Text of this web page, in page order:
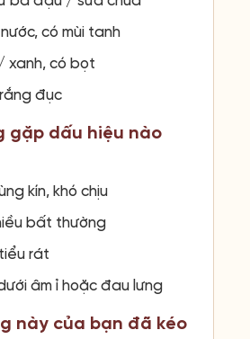
có mùi tanh
xanh, có bọt
đục
gặp dấu hiệu nào
kín, khó chịu
bất thường
rát
âm ỉ hoặc đau lưng
này của bạn đã kéo